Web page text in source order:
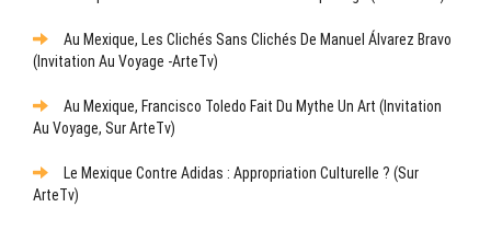
Au Mexique, Les Clichés Sans Clichés De Manuel Álvarez Bravo
(Invitation Au Voyage -ArteTv)
Au Mexique, Francisco Toledo Fait Du Mythe Un Art (Invitation
Au Voyage, Sur ArteTv)
Le Mexique Contre Adidas : Appropriation Culturelle ? (sur
ArteTv)